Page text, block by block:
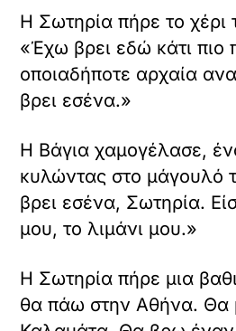
Η Σωτηρία πήρε το χέρι
«Έχω βρει εδώ κάτι πιο
οποιαδήποτε αρχαία
βρει εσένα.»
Η Βάγια χαμογέλασε,
κυλώντας στο μάγουλό
βρει εσένα, Σωτηρία.
μου, το λιμάνι μου.»
Η Σωτηρία πήρε μια
θα πάω στην Αθήνα. Θα